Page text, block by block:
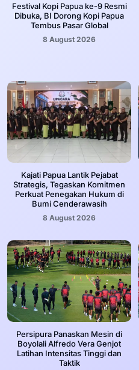
Festival Kopi Papua ke-9 Resmi
Dibuka, BI Dorong Kopi Papua
Tembus Pasar Global
8 August 2026
Kajati Papua Lantik Pejabat
Strategis, Tegaskan Komitmen
Perkuat Penegakan Hukum di
Bumi Cenderawasih
8 August 2026
Persipura Panaskan Mesin di
Boyolali Alfredo Vera Genjot
Latihan Intensitas Tinggi dan
Taktik